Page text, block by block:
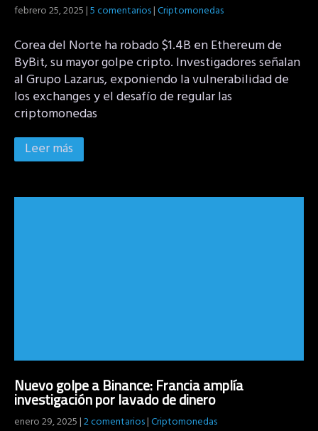
febrero 25, 2025|5 comentarios|Criptomonedas
Corea del Norte ha robado $1.4B en Ethereum de
ByBit, su mayor golpe cripto. Investigadores señalan
al Grupo Lazarus, exponiendo la vulnerabilidad de
los exchanges y el desafío de regular las
criptomonedas
Leer más
Nuevo golpe a Binance: Francia amplía
investigación por lavado de dinero
enero 29, 2025|2 comentarios|Criptomonedas